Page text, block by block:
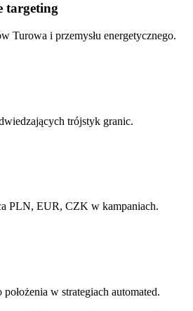
targeting
Turowa i przemysłu energetycznego.
trójstyk granic.
PLN, EUR, CZK w kampaniach.
w strategiach automated.